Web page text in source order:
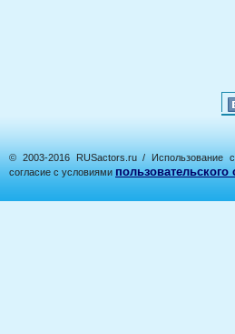
© 2003-2016 RUSactors.ru / Использование
согласие с условиями пользовательского